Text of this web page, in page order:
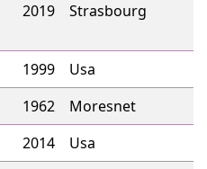
2019 Strasbourg
1999
Usa
1962
Moresnet
2014
Usa